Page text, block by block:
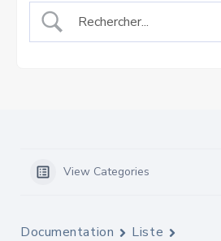
View Categories
Documentation
Liste